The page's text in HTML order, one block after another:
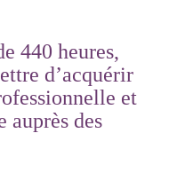
440 heures,
d’acquérir
et
auprès des